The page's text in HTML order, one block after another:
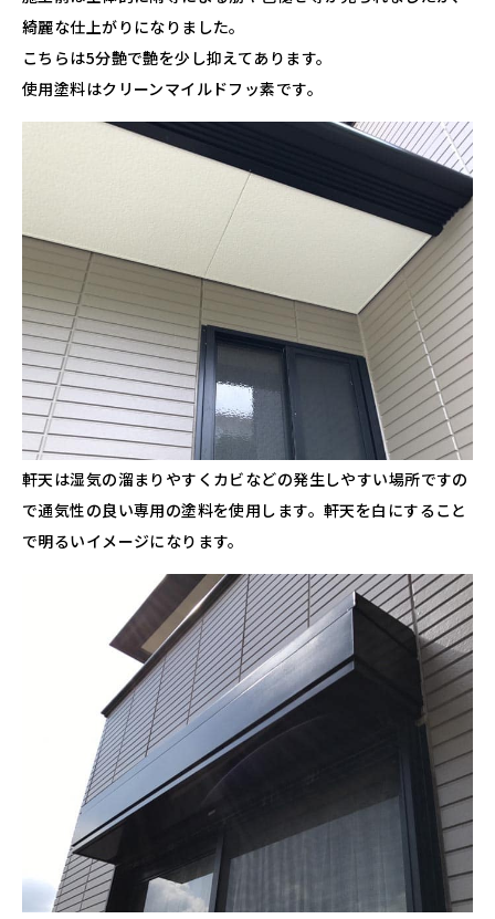
綺麗な仕上がりになりました。
こちらは5分艶で艶を少し抑えてあります。
使用塗料はクリーンマイルドフッ素です。
軒天は湿気の溜まりやすくカビなどの発生しやすい場所ですの
で通気性の良い専用の塗料を使用します。軒天を白にすること
で明るいイメージになります。